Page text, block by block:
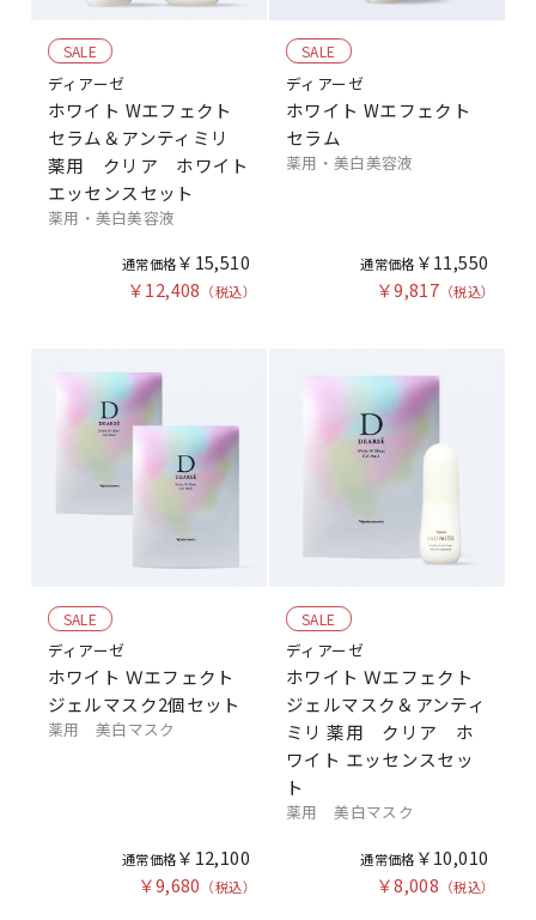
SALE
ディアーゼ
ホワイト Wエフェクト
セラム＆アンティミリ
薬用 クリア ホワイト
エッセンスセット
薬用 ・ 美白美容液
￥15,510
￥12,408
SALE
ディアーゼ
ホワイト Wエフェクト
セラム
薬用 ・ 美白美容液
￥11,550
￥9,817
SALE
ディアーゼ
ホワイト Ｗエフェクト
ジェルマスク2個セット
薬用 美白マスク
￥12,100
￥9,680
SALE
ディアーゼ
ホワイト Ｗエフェクト
ジェルマスク＆アンティ
ミリ 薬用 クリア ホ
ワイト エッセンスセッ
ト
薬用 美白マスク
￥10,010
￥8,008